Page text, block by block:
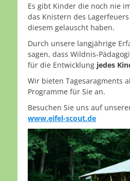
Es gibt Kinder die noch nie
das Knistern des
diesem gelauscht haben.
Durch unsere langjährige
sagen, dass Wildnis-
für die Entwicklung jedes
Wir bieten Tagesaragments
Programme für Sie an.
Besuchen Sie uns auf
www.eifel-scout.de